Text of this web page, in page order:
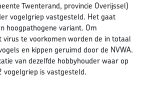
Twenterand, provincie Overijssel)
vogelgriep vastgesteld. Het gaat
hoogpathogene variant. Om
virus te voorkomen worden de in totaal
en kippen geruimd door de NVWA.
van dezelfde hobbyhouder waar op
is vastgesteld.